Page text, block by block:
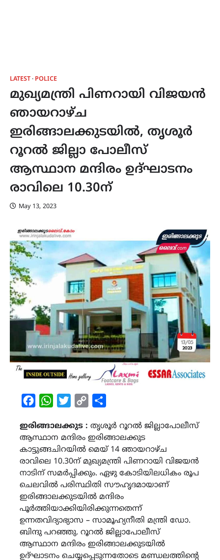
LATEST POLICE
മുഖ്യമന്ത്രി പിണറായി വിജയൻ
ഞായറാഴ്ച
ഇരിങ്ങാലക്കുടയിൽ, തൃശൂർ
റൂറൽ ജില്ലാ പോലീസ്
ആസ്ഥാന മന്ദിരം ഉദ്‌ഘാടനം
രാവിലെ 10.30ന്
May 13, 2023
FacebookWhatsAppTwitterCopy
ഇരിങ്ങാലക്കുട : തൃശൂർ റൂറൽ ജില്ലാപോലീസ്
ആസ്ഥാന മന്ദിരം ഇരിങ്ങാലക്കുട
കാട്ടുങ്ങചിറയിൽ മെയ് 14 ഞായറാഴ്ച
രാവിലെ 10.30ന് മുഖ്യമന്ത്രി പിണറായി വിജയൻ
നാടിന് സമർപ്പിക്കും. ഏഴു കോടിയിലധികം രൂപ
ചെലവിൽ പരിസ്ഥിതി സൗഹൃദമായാണ്
ഇരിങ്ങാലക്കുടയിൽ മന്ദിരം
പൂർത്തിയാക്കിയിരിക്കുന്നതെന്ന്
ഉന്നതവിദ്യാഭ്യാസ – സാമൂഹ്യനീതി മന്ത്രി ഡോ.
ബിന്ദു പറഞ്ഞു. റൂറൽ ജില്ലാപോലീസ്
ആസ്ഥാന മന്ദിരം ഇരിങ്ങാലക്കുടയിൽ
ഉദ്ഘാടനം ചെയ്യപ്പെടുന്നതോടെ മണ്ഡലത്തിന്‍റെ